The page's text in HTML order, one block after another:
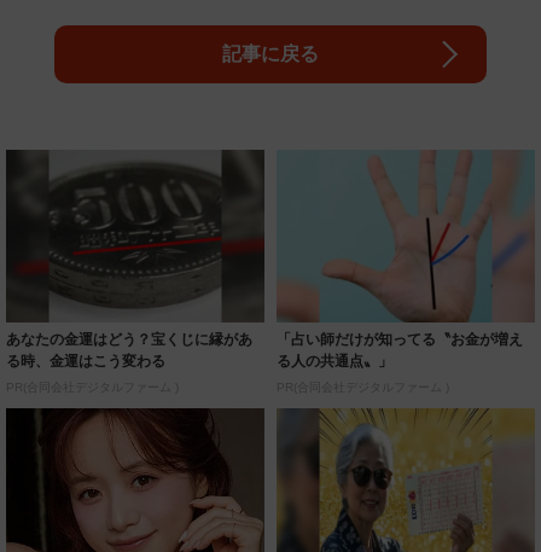
記事に戻る
あなたの金運はどう？宝くじに縁があ
る時、金運はこう変わる
PR(合同会社デジタルファーム )
「占い師だけが知ってる〝お金が増え
る人の共通点〟」
PR(合同会社デジタルファーム )